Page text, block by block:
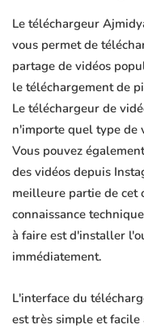
Le téléchargeur
vous permet de
partage de vidéos
le téléchargement de
Le téléchargeur de
n'importe quel type de
Vous pouvez
des vidéos depuis
meilleure partie de cet
connaissance
à faire est d'installer
immédiatement.
L'interface du
est très simple et